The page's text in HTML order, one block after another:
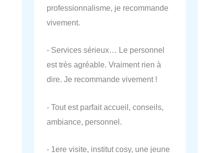
professionnalisme, je recommande
vivement.
- Services sérieux… Le personnel
est très agréable. Vraiment rien à
dire. Je recommande vivement !
- Tout est parfait accueil, conseils,
ambiance, personnel.
- 1ere visite, institut cosy, une jeune